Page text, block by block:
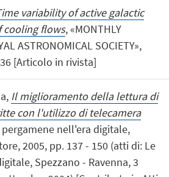
variability of active galactic
cooling flows, «MONTHLY
ASTRONOMICAL SOCIETY»,
[Articolo in rivista]
Il miglioramento della lettura di
con l'utilizzo di telecamera
pergamene nell'era digitale,
2005, pp. 137 - 150 (atti di: Le
Spezzano - Ravenna, 3